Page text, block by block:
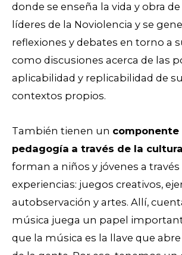
donde se enseña la vida y obra
líderes de la Noviolencia y se
reflexiones y debates en torno a
como discusiones acerca de las
aplicabilidad y replicabilidad de
contextos propios.
También tienen un componente
pedagogía a través de la
forman a niños y jóvenes a través
experiencias: juegos creativos,
autobservación y artes. Allí,
música juega un papel
que la música es la llave que